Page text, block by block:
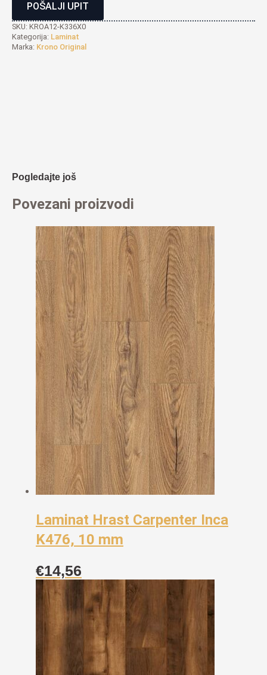
POŠALJI UPIT
SKU: KROA12-K336X0
Kategorija: Laminat
Marka: Krono Original
Pogledajte još
Povezani proizvodi
Laminat Hrast Carpenter Inca
K476, 10 mm
€14,56